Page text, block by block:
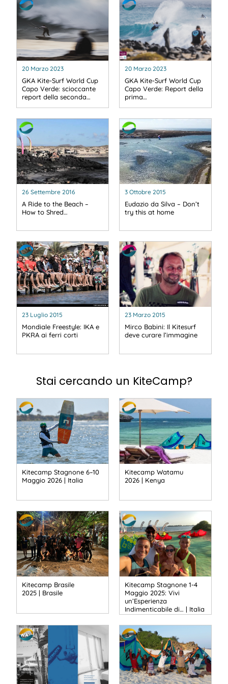
20 Marzo 2023
GKA Kite-Surf World Cup
Capo Verde: scioccante
report della seconda…
20 Marzo 2023
GKA Kite-Surf World Cup
Capo Verde: Report della
prima…
26 Settembre 2016
A Ride to the Beach –
How to Shred…
3 Ottobre 2015
Eudazio da Silva – Don’t
try this at home
23 Luglio 2015
Mondiale Freestyle: IKA e
PKRA ai ferri corti
23 Marzo 2015
Mirco Babini: Il Kitesurf
deve curare l’immagine
Stai cercando un KiteCamp?
Kitecamp Stagnone 6–10
Maggio 2026 | Italia
Kitecamp Watamu
2026 | Kenya
Kitecamp Brasile
2025 | Brasile
Kitecamp Stagnone 1-4
Maggio 2025: Vivi
un’Esperienza
Indimenticabile di… | Italia